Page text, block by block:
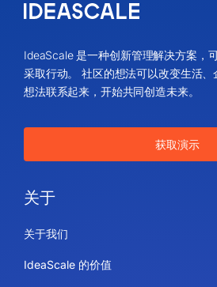
IdeaScale 是一种创新管理解决方案，
采取行动。 社区的想法可以改变生活
想法联系起来，开始共同创造未来。
获取演示
关于
关于我们
IdeaScale 的价值